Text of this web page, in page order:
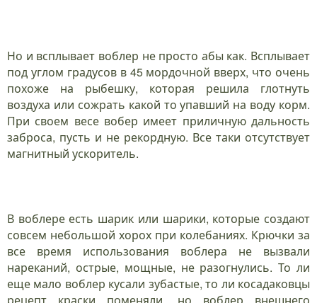
Но и всплывает воблер не просто абы как. Всплывает
под углом градусов в 45 мордочной вверх, что очень
похоже на рыбешку, которая решила глотнуть
воздуха или сожрать какой то упавший на воду корм.
При своем весе вобер имеет приличную дальность
заброса, пусть и не рекордную. Все таки отсутствует
магнитный ускоритель.
В воблере есть шарик или шарики, которые создают
совсем небольшой хорох при колебаниях. Крючки за
все время использования воблера не вызвали
нареканий, острые, мощные, не разогнулись. То ли
еще мало воблер кусали зубастые, то ли косадаковцы